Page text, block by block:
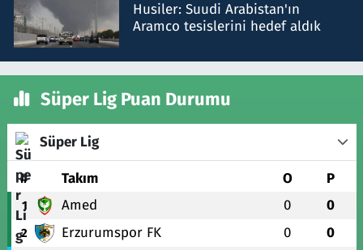
Husiler: Suudi Arabistan'ın
Aramco tesislerini hedef aldık
Süper Lig Puan Durumu
Süper Lig
# Takım O P
1 Amed 0 0
2 Erzurumspor FK 0 0